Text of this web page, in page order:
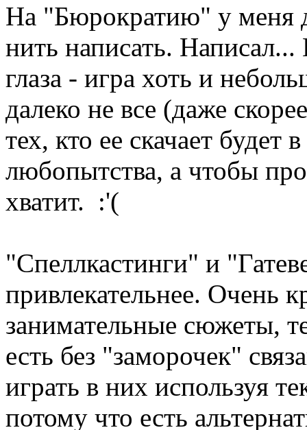
На "Бюрократию" у меня
нить написать. Написал...
глаза - игра хоть и
далеко не все (даже
тех, кто ее скачает будет
любопытства, а чтобы
хватит. :'(
"Спеллкастинги" и
привлекательнее. Очень
занимательные сюжеты,
есть без "заморочек"
играть в них используя
потому что есть